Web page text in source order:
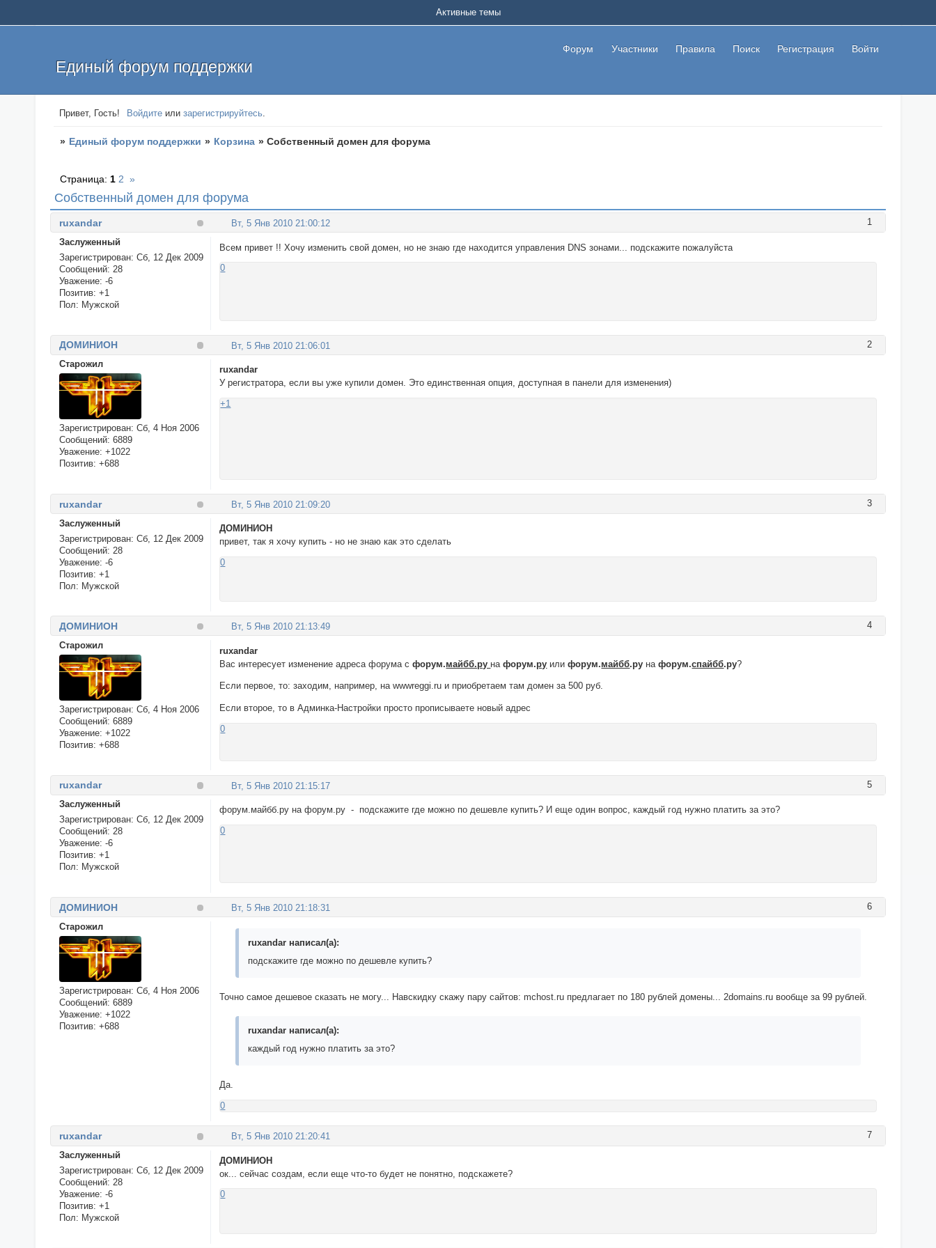
Единый форум поддержки
Форум Участники Правила Поиск Регистрация Войти
Активные темы
Привет, Гость! Войдите илизарегистрируйтесь.
» Единый форум поддержки » Корзина »Собственный домен для форума
Собственный домен для форума
Страница: 1 2 »
1
Вт, 5 Янв 2010 21:00:12
ruxandar
Заслуженный
Зарегистрирован: Сб, 12 Дек 2009
Сообщений: 28
Уважение: -6
Позитив: +1
Пол: Мужской
Всем привет !! Хочу изменить свой домен, но не знаю где находится управления DNS зонами... подскажите пожалуйста
0
2
Вт, 5 Янв 2010 21:06:01
ДОМИНИОН
Cтарожил
Зарегистрирован: Сб, 4 Ноя 2006
Сообщений: 6889
Уважение: +1022
Позитив: +688
ruxandar
У регистратора, если вы уже купили домен. Это единственная опция, доступная в панели для изменения)
+1
3
Вт, 5 Янв 2010 21:09:20
ruxandar
Заслуженный
Зарегистрирован: Сб, 12 Дек 2009
Сообщений: 28
Уважение: -6
Позитив: +1
Пол: Мужской
ДОМИНИОН
привет, так я хочу купить - но не знаю как это сделать
0
4
Вт, 5 Янв 2010 21:13:49
ДОМИНИОН
Cтарожил
Зарегистрирован: Сб, 4 Ноя 2006
Сообщений: 6889
Уважение: +1022
Позитив: +688
ruxandar
Вас интересует изменение адреса форума сфорум.майбб.ру нафорум.ру илифорум.майбб.ру нафорум.спайбб.ру?
Если первое, то: заходим, например, на wwwreggi.ru и приобретаем там домен за 500 руб.
Если второе, то в Админка-Настройки просто прописываете новый адрес
0
5
Вт, 5 Янв 2010 21:15:17
ruxandar
Заслуженный
Зарегистрирован: Сб, 12 Дек 2009
Сообщений: 28
Уважение: -6
Позитив: +1
Пол: Мужской
форум.майбб.ру на форум.ру - подскажите где можно по дешевле купить? И еще один вопрос, каждый год нужно платить за это?
0
6
Вт, 5 Янв 2010 21:18:31
ДОМИНИОН
Cтарожил
Зарегистрирован: Сб, 4 Ноя 2006
Сообщений: 6889
Уважение: +1022
Позитив: +688
ruxandar написал(а):
подскажите где можно по дешевле купить?
Точно самое дешевое сказать не могу... Навскидку скажу пару сайтов: mchost.ru предлагает по 180 рублей домены... 2domains.ru вообще за 99 рублей.
ruxandar написал(а):
каждый год нужно платить за это?
Да.
0
7
Вт, 5 Янв 2010 21:20:41
ruxandar
Заслуженный
Зарегистрирован: Сб, 12 Дек 2009
Сообщений: 28
Уважение: -6
Позитив: +1
Пол: Мужской
ДОМИНИОН
ок... сейчас создам, если еще что-то будет не понятно, подскажете?
0